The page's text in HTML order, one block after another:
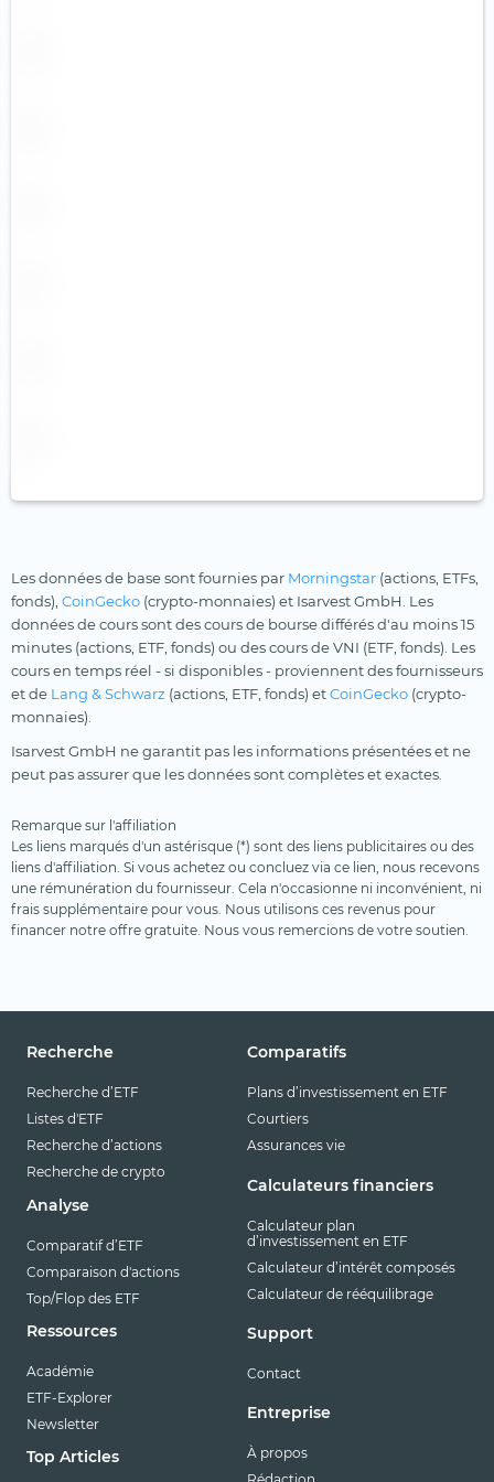
Les données de base sont fournies par Morningstar (actions, ETFs,
fonds), CoinGecko (crypto-monnaies) et Isarvest GmbH. Les
données de cours sont des cours de bourse différés d'au moins 15
minutes (actions, ETF, fonds) ou des cours de VNI (ETF, fonds). Les
cours en temps réel - si disponibles - proviennent des fournisseurs
et de Lang & Schwarz (actions, ETF, fonds) etCoinGecko (crypto-
monnaies).
Isarvest GmbH ne garantit pas les informations présentées et ne
peut pas assurer que les données sont complètes et exactes.
Remarque sur l'affiliation
Les liens marqués d'un astérisque (*) sont des liens publicitaires ou des
liens d'affiliation. Si vous achetez ou concluez via ce lien, nous recevons
une rémunération du fournisseur. Cela n'occasionne ni inconvénient, ni
frais supplémentaire pour vous. Nous utilisons ces revenus pour
financer notre offre gratuite. Nous vous remercions de votre soutien.
Recherche
Recherche d’ETF
Listes d'ETF
Recherche d’actions
Recherche de crypto
Analyse
Comparatif d’ETF
Comparaison d'actions
Top/Flop des ETF
Ressources
Académie
ETF-Explorer
Newsletter
Top Articles
Comparatifs
Plans d’investissement en ETF
Courtiers
Assurances vie
Calculateurs financiers
Calculateur plan
d’investissement en ETF
Calculateur d’intérêt composés
Calculateur de rééquilibrage
Support
Contact
Entreprise
À propos